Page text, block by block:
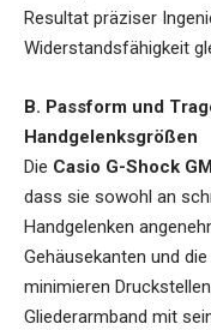
Resultat präziser
Widerstandsfähigkeit
B. Passform und
Handgelenksgrößen
Die Casio G-Shock
dass sie sowohl an
Handgelenken
Gehäusekanten und
minimieren
Gliederarmband mit